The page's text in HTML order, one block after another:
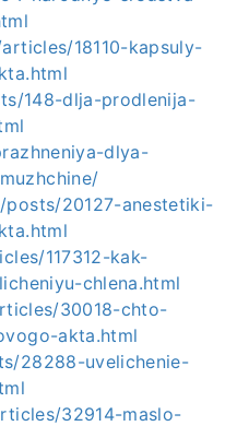
18110-kapsuly-
148-dlja-prodlenija-
dlya-
20127-anestetiki-
117312-kak-
chlena.html
30018-chto-
akta.html
28288-uvelichenie-
32914-maslo-